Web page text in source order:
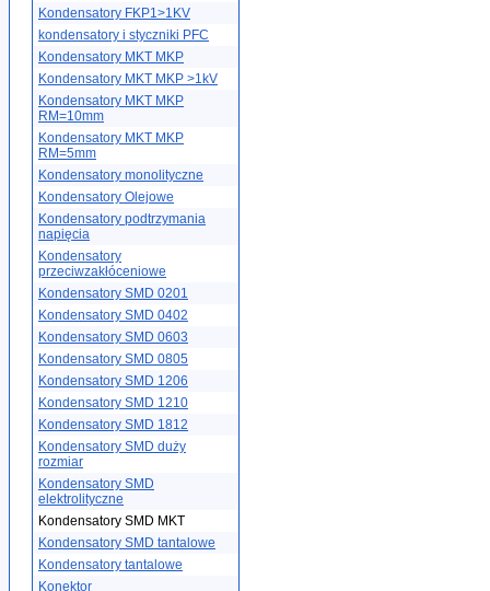
Kondensatory FKP1>1KV
kondensatory i styczniki PFC
Kondensatory MKT MKP
Kondensatory MKT MKP >1kV
Kondensatory MKT MKP
RM=10mm
Kondensatory MKT MKP
RM=5mm
Kondensatory monolityczne
Kondensatory Olejowe
Kondensatory podtrzymania
napięcia
Kondensatory
przeciwzakłóceniowe
Kondensatory SMD 0201
Kondensatory SMD 0402
Kondensatory SMD 0603
Kondensatory SMD 0805
Kondensatory SMD 1206
Kondensatory SMD 1210
Kondensatory SMD 1812
Kondensatory SMD duży
rozmiar
Kondensatory SMD
elektrolityczne
Kondensatory SMD MKT
Kondensatory SMD tantalowe
Kondensatory tantalowe
Konektor